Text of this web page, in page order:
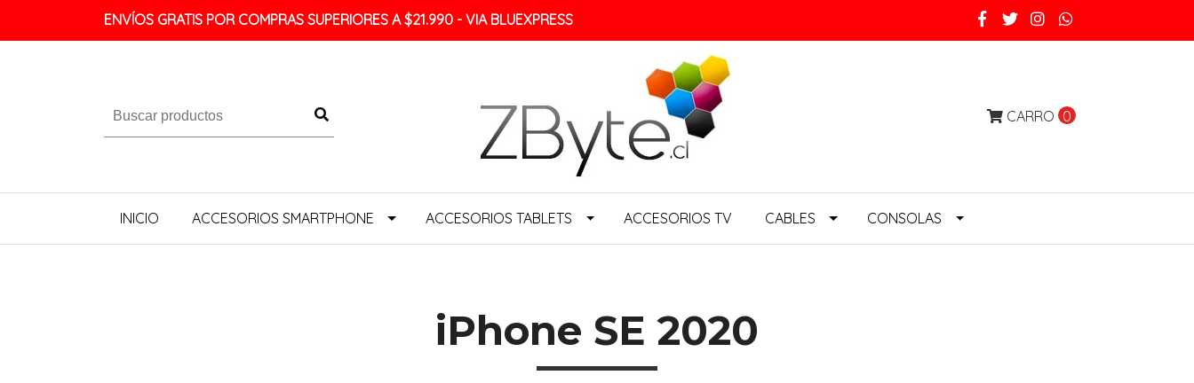
ENVÍOS GRATIS POR COMPRAS SUPERIORES A $21.990 - VIA BLUEXPRESS
CARRO 0
INICIO ACCESORIOS SMARTPHONE ACCESORIOS TABLETS ACCESORIOS TV CABLES CONSOLAS
iPhone SE 2020